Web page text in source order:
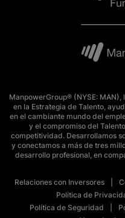
ManpowerGroup® (NYSE:
en la Estrategia de Talento,
en el cambiante mundo del
y el compromiso del
competitividad. Desarrollamos
y conectamos a más de tres
desarrollo profesional, en
Relaciones con Inversores
Política de
Política de Seguridad